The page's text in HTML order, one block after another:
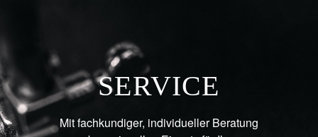
SERVICE
Mit fachkundiger, individueller Beratung